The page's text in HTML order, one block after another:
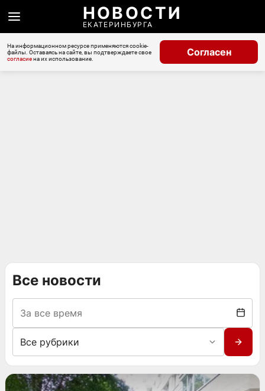
НОВОСТИ
ЕКАТЕРИНБУРГА
На информационном ресурсе применяются cookie-
файлы. Оставаясь на сайте, вы подтверждаете свое
согласиена их использование.
Согласен
Все новости